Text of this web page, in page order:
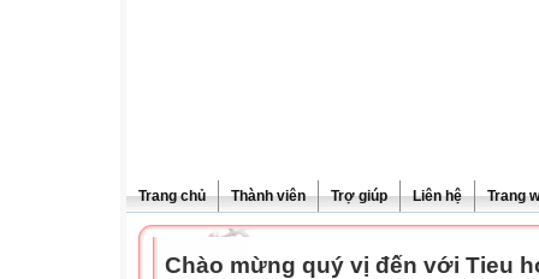
Trang chủ Thành viên Trợ giúp Liên hệ Trang
Chào mừng quý vị đến với Tieu